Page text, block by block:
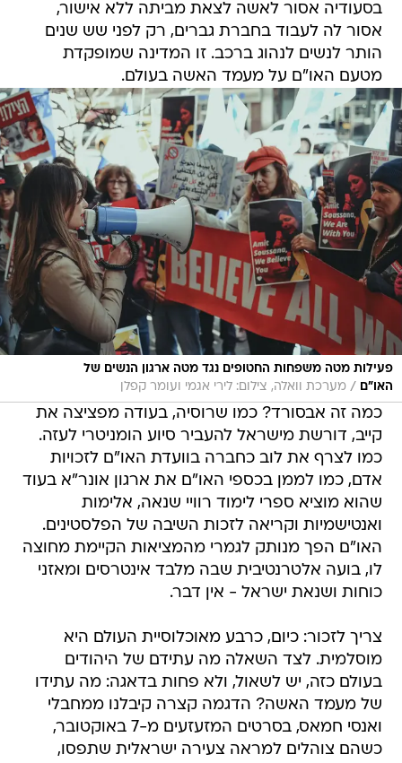
בסעודיה אסור לאשה לצאת מביתה ללא אישור,
אסור לה לעבוד בחברת גברים, רק לפני שש שנים
הותר לנשים לנהוג ברכב. זו המדינה שמופקדת
מטעם האו"ם על מעמד האשה בעולם.
פעילות מטה משפחות החטופים נגד מטה ארגון הנשים של
האו"ם
/ מערכת וואלה, צילום: לירי אגמי ועומר קפלן
כמה זה אבסורד? כמו שרוסיה, בעודה מפציצה את
קייב, דורשת מישראל להעביר סיוע הומניטרי לעזה.
כמו לצרף את לוב כחברה בוועדת האו"ם לזכויות
אדם, כמו לממן בכספי האו"ם את ארגון אונר"א בעוד
שהוא מוציא ספרי לימוד רוויי שנאה, אלימות
ואנטישמיות וקריאה לזכות השיבה של הפלסטינים.
האו"ם הפך מנותק לגמרי מהמציאות הקיימת מחוצה
לו, בועה אלטרנטיבית שבה מלבד אינטרסים ומאזני
כוחות ושנאת ישראל - אין דבר.
צריך לזכור: כיום, כרבע מאוכלוסיית העולם היא
מוסלמית. לצד השאלה מה עתידם של היהודים
בעולם כזה, יש לשאול, ולא פחות בדאגה: מה עתידו
של מעמד האשה? הדגמה קצרה קיבלנו ממחבלי
ואנסי חמאס, בסרטים המזעזעים מ-7 באוקטובר,
כשהם צוהלים למראה צעירה ישראלית שתפסו,